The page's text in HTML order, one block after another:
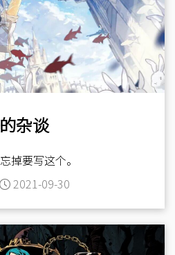
杂谈
掉要写这个。
2021-09-30